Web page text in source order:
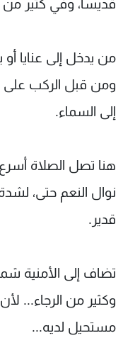
قديسا، وفي كثير من
من يدخل إلى عنايا
ومن قبل الركب على
إلى السماء.
هنا تصل الصلاة
نوال النعم حتى،
قدير.
تضاف إلى الأمنية
وكثير من الرجاء...
مستحيل لديه...